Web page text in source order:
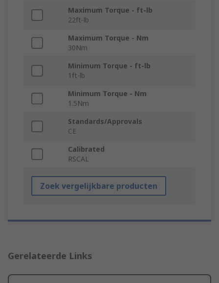
Maximum Torque - ft-lb
22ft-lb
Maximum Torque - Nm
30Nm
Minimum Torque - ft-lb
1ft-lb
Minimum Torque - Nm
1.5Nm
Standards/Approvals
CE
Calibrated
RSCAL
Zoek vergelijkbare producten
Gerelateerde Links